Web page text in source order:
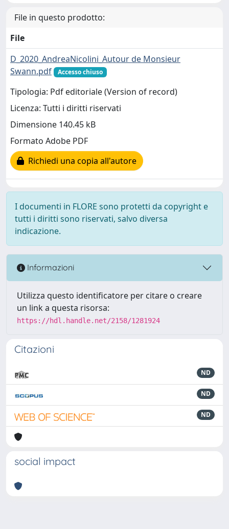
File in questo prodotto:
File
D_2020_AndreaNicolini_Autour de Monsieur
Swann.pdf
Accesso chiuso
Tipologia: Pdf editoriale (Version of record)
Licenza: Tutti i diritti riservati
Dimensione 140.45 kB
Formato Adobe PDF
Richiedi una copia all'autore
I documenti in FLORE sono protetti da copyright e
tutti i diritti sono riservati, salvo diversa
indicazione.
Informazioni
Utilizza questo identificatore per citare o creare
un link a questa risorsa:
https://hdl.handle.net/2158/1281924
Citazioni
ND
ND
ND
social impact